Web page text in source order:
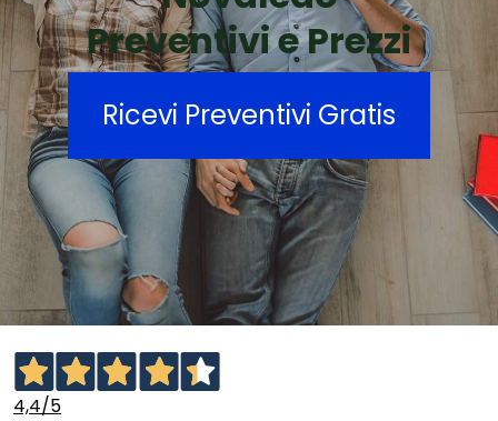
Preventivi e Prezzi
Ricevi Preventivi Gratis
4,4/5